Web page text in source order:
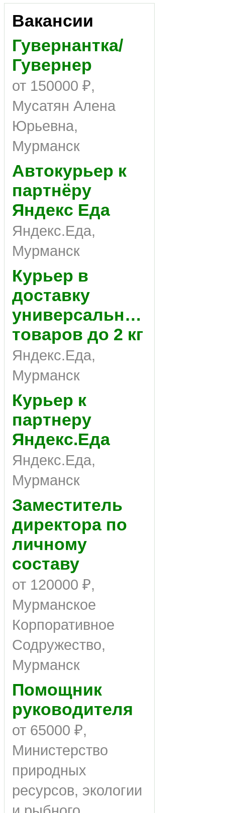
Вакансии
Гувернантка/
Гувернер
от 150000 ₽,
Мусатян Алена
Юрьевна,
Мурманск
Автокурьер к
партнёру
Яндекс Еда
Яндекс.Еда,
Мурманск
Курьер в
доставку
универсальных
товаров до 2 кг
Яндекс.Еда,
Мурманск
Курьер к
партнеру
Яндекс.Еда
Яндекс.Еда,
Мурманск
Заместитель
директора по
личному
составу
от 120000 ₽,
Мурманское
Корпоративное
Содружество,
Мурманск
Помощник
руководителя
от 65000 ₽,
Министерство
природных
ресурсов, экологии